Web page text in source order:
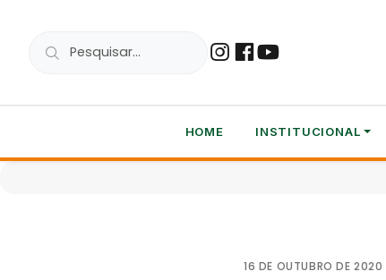
HOME INSTITUCIONAL
16 DE OUTUBRO DE 2020